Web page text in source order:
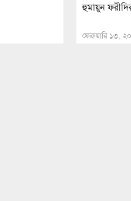
হুমায়ুন
ফেব্রুয়ারি ১৩,